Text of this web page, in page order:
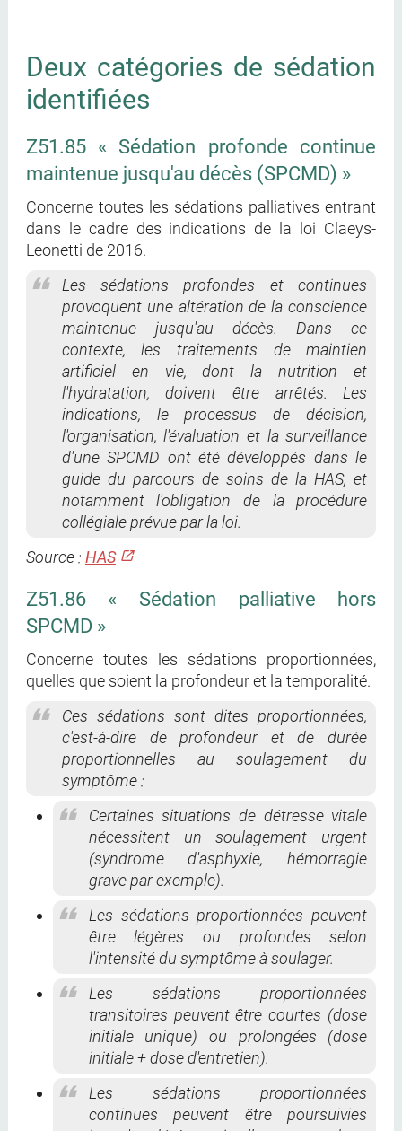
Deux catégories de sédation
identifiées
Z51.85 « Sédation profonde continue
maintenue jusqu'au décès (SPCMD) »
Concerne toutes les sédations palliatives entrant
dans le cadre des indications de la loi Claeys-
Leonetti de 2016.
Les sédations profondes et continues
provoquent une altération de la conscience
maintenue jusqu'au décès. Dans ce
contexte, les traitements de maintien
artificiel en vie, dont la nutrition et
l'hydratation, doivent être arrêtés. Les
indications, le processus de décision,
l'organisation, l'évaluation et la surveillance
d'une SPCMD ont été développés dans le
guide du parcours de soins de la HAS, et
notamment l'obligation de la procédure
collégiale prévue par la loi.
Source : HAS
Z51.86 « Sédation palliative hors
SPCMD »
Concerne toutes les sédations proportionnées,
quelles que soient la profondeur et la temporalité.
Ces sédations sont dites proportionnées,
c'est-à-dire de profondeur et de durée
proportionnelles au soulagement du
symptôme :
Certaines situations de détresse vitale
nécessitent un soulagement urgent
(syndrome d'asphyxie, hémorragie
grave par exemple).
Les sédations proportionnées peuvent
être légères ou profondes selon
l'intensité du symptôme à soulager.
Les sédations proportionnées
transitoires peuvent être courtes (dose
initiale unique) ou prolongées (dose
initiale + dose d'entretien).
Les sédations proportionnées
continues peuvent être poursuivies